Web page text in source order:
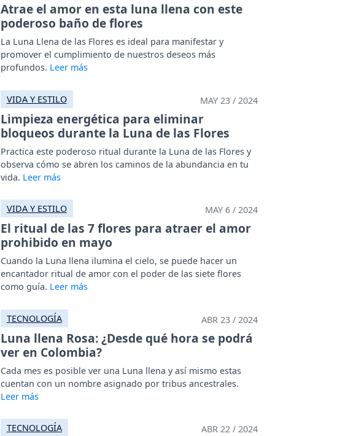
Atrae el amor en esta luna llena con este
poderoso baño de flores
La Luna Llena de las Flores es ideal para manifestar y
promover el cumplimiento de nuestros deseos más
profundos.
VIDA Y ESTILO MAY 23 / 2024
Limpieza energética para eliminar
bloqueos durante la Luna de las Flores
Practica este poderoso ritual durante la Luna de las Flores y
observa cómo se abren los caminos de la abundancia en tu
vida.
VIDA Y ESTILO MAY 6 / 2024
El ritual de las 7 flores para atraer el amor
prohibido en mayo
Cuando la Luna llena ilumina el cielo, se puede hacer un
encantador ritual de amor con el poder de las siete flores
como guía.
TECNOLOGÍA ABR 23 / 2024
Luna llena Rosa: ¿Desde qué hora se podrá
ver en Colombia?
Cada mes es posible ver una Luna llena y así mismo estas
cuentan con un nombre asignado por tribus ancestrales.
TECNOLOGÍA ABR 22 / 2024